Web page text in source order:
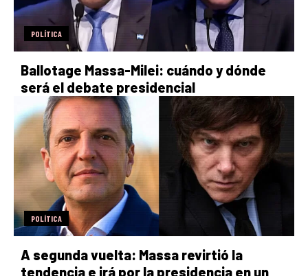
POLÍTICA
Ballotage Massa-Milei: cuándo y dónde
será el debate presidencial
POLÍTICA
A segunda vuelta: Massa revirtió la
tendencia e irá por la presidencia en un